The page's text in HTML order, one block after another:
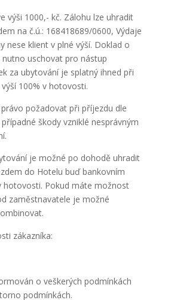
výši 1000,- kč. Zálohu lze uhradit
na č.ú.: 168418689/0600, Výdaje
nese klient v plné výší. Doklad o
uschovat pro nástup
za ubytování je splatný ihned při
100% v hotovosti.
požadovat při příjezdu dle
škody vzniklé nesprávným
je možné po dohodě uhradit
do Hotelu buď bankovním
hotovosti. Pokud máte možnost
zaměstnavatele je možné
zákazníka:
o veškerých podmínkách
podmínkách.